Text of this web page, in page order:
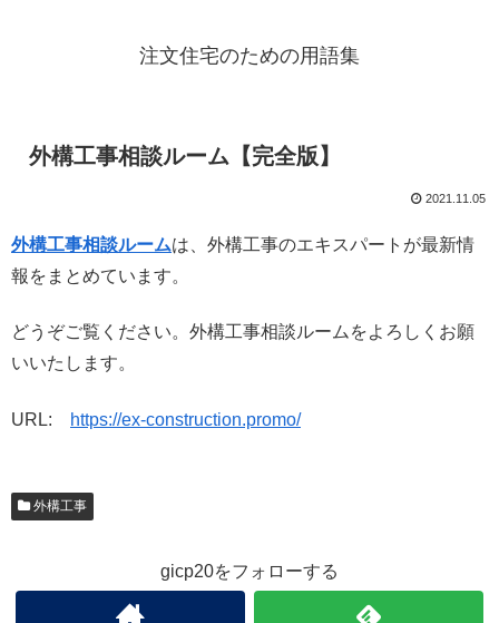
注文住宅のための用語集
外構工事相談ルーム【完全版】
2021.11.05
外構工事相談ルームは、外構工事のエキスパートが最新情
報をまとめています。
どうぞご覧ください。外構工事相談ルームをよろしくお願
いいたします。
URL: https://ex-construction.promo/
外構工事
gicp20をフォローする